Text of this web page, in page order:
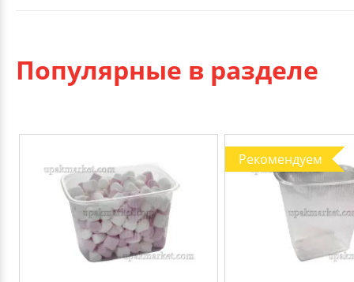
Популярные в разделе
Рекомендуем